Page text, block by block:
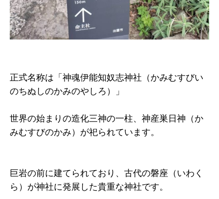
正式名称は「神魂伊能知奴志神社（かみむすびい
のちぬしのかみのやしろ）」
世界の始まりの造化三神の一柱、神産巣日神（か
みむすびのかみ）が祀られています。
巨岩の前に建てられており、古代の磐座（いわく
ら）が神社に発展した貴重な神社です。